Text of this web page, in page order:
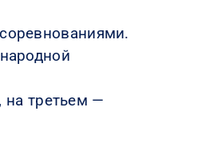
на третьем —